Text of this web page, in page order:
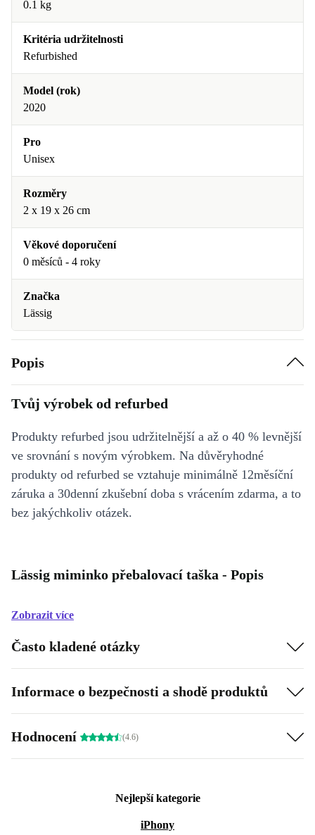
0.1 kg
Kritéria udržitelnosti
Refurbished
Model (rok)
2020
Pro
Unisex
Rozměry
2 x 19 x 26 cm
Věkové doporučení
0 měsíců - 4 roky
Značka
Lässig
Popis
Tvůj výrobek od refurbed
Produkty refurbed jsou udržitelnější a až o 40 % levnější
ve srovnání s novým výrobkem. Na důvěryhodné
produkty od refurbed se vztahuje minimálně 12měsíční
záruka a 30denní zkušební doba s vrácením zdarma, a to
bez jakýchkoliv otázek.
Lässig miminko přebalovací taška - Popis
Zobrazit více
Často kladené otázky
Informace o bezpečnosti a shodě produktů
Hodnocení (4.6)
Nejlepší kategorie
iPhony